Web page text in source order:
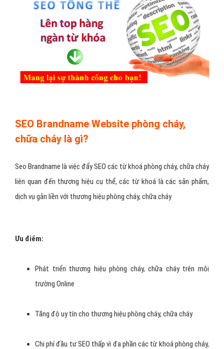
SEO Brandname Website phòng cháy,
chữa cháy là gì?
Seo Brandname là việc đẩy SEO các từ khoá phòng cháy, chữa cháy
liên quan đến thương hiệu cụ thể, các từ khoá là các sản phẩm,
dịch vụ gắn liền với thương hiệu phòng cháy, chữa cháy
Ưu điểm:
Phát triển thương hiệu phòng cháy, chữa cháy trên môi
trường Online
Tăng độ uy tín cho thương hiệu phòng cháy, chữa cháy
Chi phí đầu tư SEO thấp vì đa phần các từ khoá phòng cháy,